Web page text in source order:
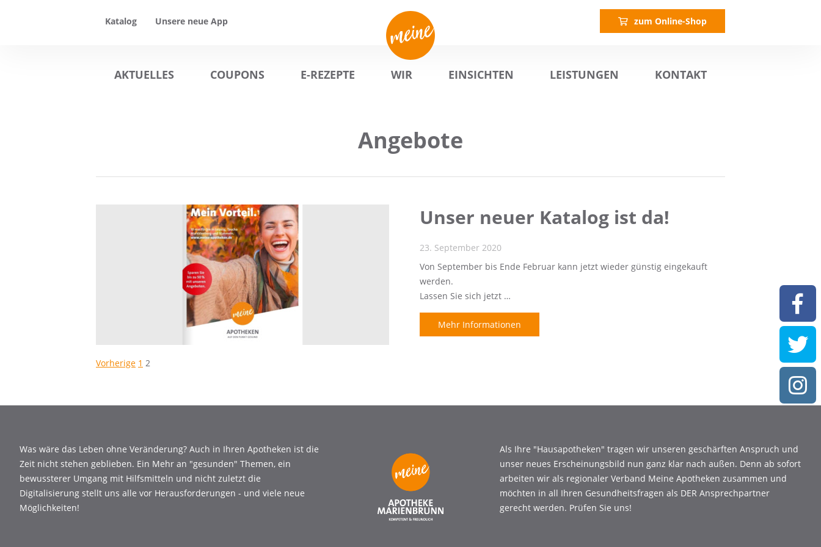
Katalog Unsere neue App zum Online-Shop
AKTUELLES COUPONS E-REZEPTE WIR EINSICHTEN LEISTUNGEN KONTAKT
Angebote
Unser neuer Katalog ist da!
23. September 2020
Von September bis Ende Februar kann jetzt wieder günstig eingekauft
werden.
Lassen Sie sich jetzt …
Mehr Informationen
Seitennummerierung
Vorherige 1 2
Was wäre das Leben ohne Veränderung? Auch in Ihren Apotheken ist die
Zeit nicht stehen geblieben. Ein Mehr an "gesunden" Themen, ein
bewussterer Umgang mit Hilfsmitteln und nicht zuletzt die
Digitalisierung stellt uns alle vor Herausforderungen - und viele neue
Möglichkeiten!
Als Ihre "Hausapotheken" tragen wir unseren geschärften Anspruch und
unser neues Erscheinungsbild nun ganz klar nach außen. Denn ab sofort
arbeiten wir als regionaler Verband Meine Apotheken zusammen und
möchten in all Ihren Gesundheitsfragen als DER Ansprechpartner
gerecht werden. Prüfen Sie uns!